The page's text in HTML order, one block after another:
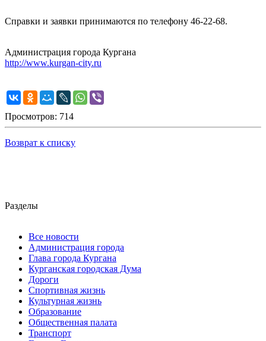
Справки и заявки принимаются по телефону 46-22-68.
Администрация города Кургана
http://www.kurgan-city.ru
Просмотров: 714
Возврат к списку
Разделы
Все новости
Администрация города
Глава города Кургана
Курганская городская Дума
Дороги
Спортивная жизнь
Культурная жизнь
Образование
Общественная палата
Транспорт